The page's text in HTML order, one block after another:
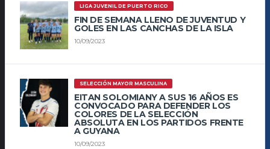
LIGA JUVENIL DE PUERTO RICO
FIN DE SEMANA LLENO DE JUVENTUD Y
GOLES EN LAS CANCHAS DE LA ISLA
10/09/2023
SELECCIÓN MAYOR MASCULINA
EITAN SOLOMIANY A SUS 16 AÑOS ES
CONVOCADO PARA DEFENDER LOS
COLORES DE LA SELECCIÓN
ABSOLUTA EN LOS PARTIDOS FRENTE
A GUYANA
10/09/2023